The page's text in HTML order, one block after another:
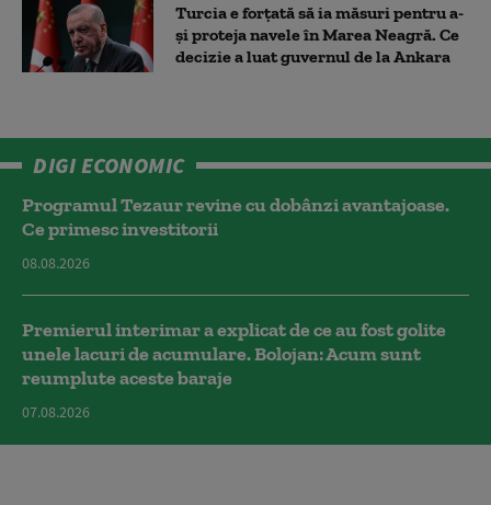
Turcia e forțată să ia măsuri pentru a-
și proteja navele în Marea Neagră. Ce
decizie a luat guvernul de la Ankara
DIGI ECONOMIC
Programul Tezaur revine cu dobânzi avantajoase.
Ce primesc investitorii
08.08.2026
Premierul interimar a explicat de ce au fost golite
unele lacuri de acumulare. Bolojan: Acum sunt
reumplute aceste baraje
07.08.2026